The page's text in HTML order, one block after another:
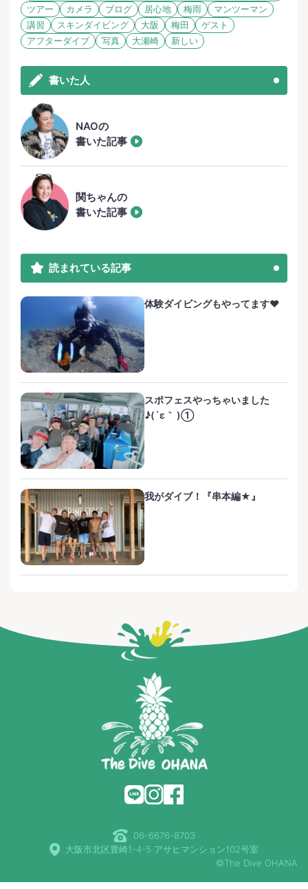
ツアー
カメラ ブログ 居心地 梅雨
マンツーマン
講習
スキンダイビング 大阪 梅田
ゲスト
アフターダイブ
写真 大瀬崎 新しい
書いた人
NAOの
書いた記事
関ちゃんの
書いた記事
読まれている記事
体験ダイビングもやってます❤️
スポフェスやっちゃいました
♪(´ε｀ )①
我がダイブ！『串本編★』
06-6676-8703
大阪市北区豊崎1-4-5 アサヒマンション102号室
©The Dive OHANA